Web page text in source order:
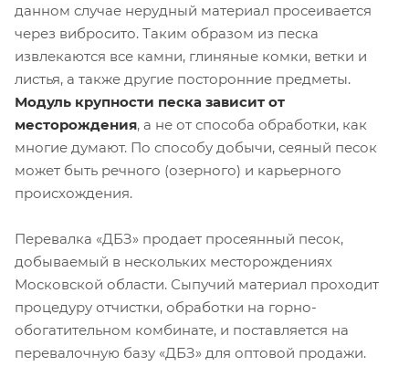
данном случае нерудный материал просеивается
через вибросито. Таким образом из песка
извлекаются все камни, глиняные комки, ветки и
листья, а также другие посторонние предметы.
Модуль крупности песка зависит от
месторождения, а не от способа обработки, как
многие думают. По способу добычи, сеяный песок
может быть речного (озерного) и карьерного
происхождения.
Перевалка «ДБЗ» продает просеянный песок,
добываемый в нескольких месторождениях
Московской области. Сыпучий материал проходит
процедуру отчистки, обработки на горно-
обогатительном комбинате, и поставляется на
перевалочную базу «ДБЗ» для оптовой продажи.